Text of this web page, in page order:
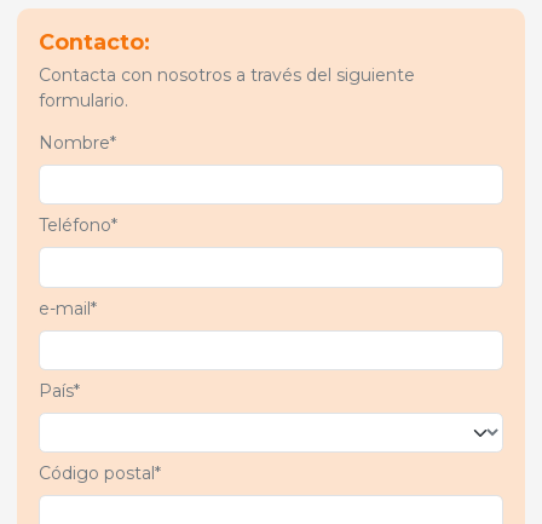
Contacto:
Contacta con nosotros a través del siguiente
formulario.
Nombre*
Teléfono*
e-mail*
País*
Código postal*